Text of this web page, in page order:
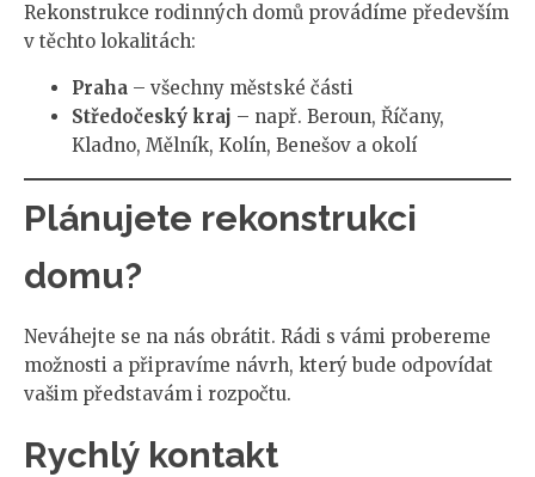
Rekonstrukce rodinných domů provádíme především
v těchto lokalitách:
Praha – všechny městské části
Středočeský kraj – např. Beroun, Říčany,
Kladno, Mělník, Kolín, Benešov a okolí
Plánujete rekonstrukci
domu?
Neváhejte se na nás obrátit. Rádi s vámi probereme
možnosti a připravíme návrh, který bude odpovídat
vašim představám i rozpočtu.
Rychlý kontakt